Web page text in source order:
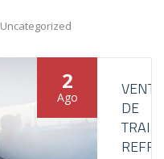
Uncategorized
2
Ago
VENTA
DE